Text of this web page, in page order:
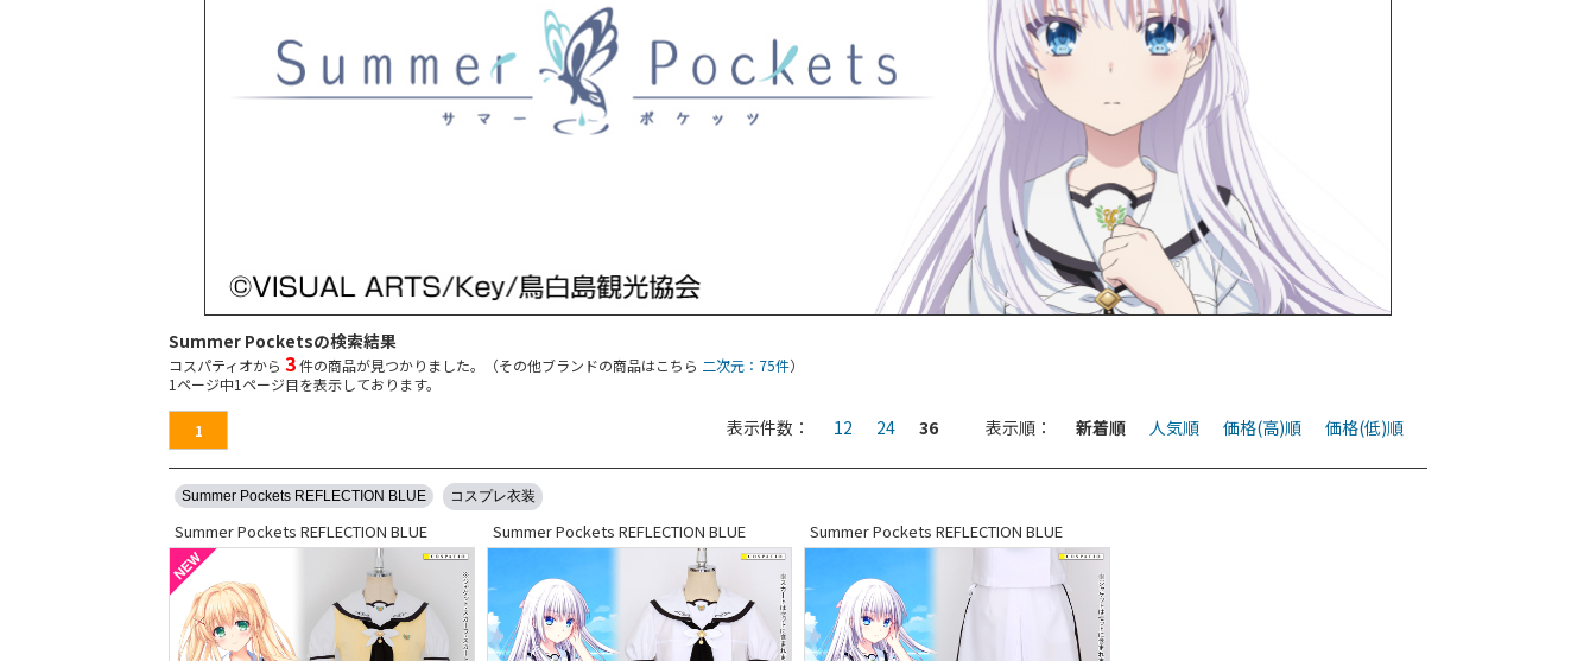
Summer Pocketsの検索結果
コスパティオから 3件の商品が見つかりました。（その他ブランドの商品はこちら 二次元：75件）
1 ページ中1 ページ目を表示しております。
1 表示件数： 12 24 36 表示順： 新着順 人気順 価格(高)順 価格(低)順
Summer Pockets REFLECTION BLUE コスプレ衣装
Summer Pockets REFLECTION BLUE Summer Pockets REFLECTION BLUE Summer Pockets REFLECTION BLUE